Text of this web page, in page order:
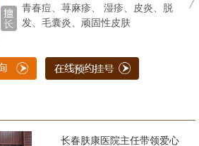
青春痘、荨麻疹、 湿疹、皮炎、脱
发、毛囊炎、顽固性皮肤
长春肤康医院主任带领爱心